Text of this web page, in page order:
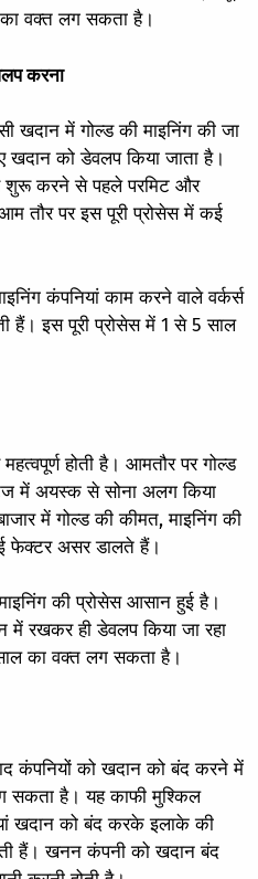
वक्त लग सकता है।
करना
खदान में गोल्ड की माइनिंग की जा
को डेवलप किया जाता है।
शुरू करने से पहले परमिट और
तौर पर इस पूरी प्रोसेस में कई
कंपनियां काम करने वाले वर्कर्स
हैं। इस पूरी प्रोसेस में 1 से 5 साल
होती है। आमतौर पर गोल्ड
में अयस्क से सोना अलग किया
में गोल्ड की कीमत, माइनिंग की
फेक्टर असर डालते हैं।
की प्रोसेस आसान हुई है।
में रखकर ही डेवलप किया जा रहा
का वक्त लग सकता है।
कंपनियों को खदान को बंद करने में
है। यह काफी मुश्किल
खदान को बंद करके इलाके की
हैं। खनन कंपनी को खदान बंद